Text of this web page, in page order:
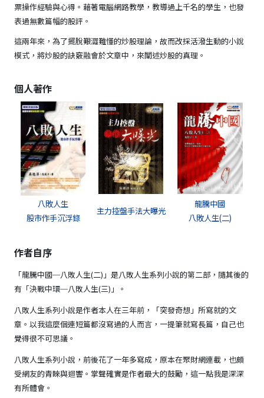
票操作經驗與心得。藉著電腦網路教學，教導過上千名的學生，也發
表過無數篇幅的股評。
這兩年來，為了擺脫艱澀難懂的炒股理論，故而改採活潑生動的小說
模式，將炒股的訣竅融會於文章中，來闡述炒股的真理。
個人著作
八敗人生
股市作手沉浮錄
主力控盤手法大曝光
龍騰中國
八敗人生(二)
作者自序
「龍騰中國─八敗人生(二)」是八敗人生系列小說的第二部，隨其後的
有「決戰中環─八敗人生(三)」。
八敗人生系列小說是作者本人在三年前，「突發奇想」所寫就的文
章。以我這麼個連短篇都沒寫過的人而言，一提筆就寫長篇，自己也
覺得很不可思議。
八敗人生系列小說，前後花了一年多寫成，原本在聚財網連載，也頗
受網友的青睞與迴響。掌聲確實是作者最大的鼓勵，這一點我是深深
有所體會。